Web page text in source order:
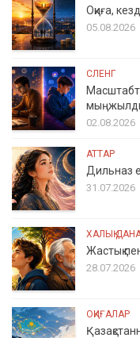
Оқиға,
05.08.2026
СЛЕНГ
02.08.2026
АТТАР
Дильназ
31.07.2026
ХАЛЫҚ
Жастық
28.07.2026
ОҚИҒАЛАР